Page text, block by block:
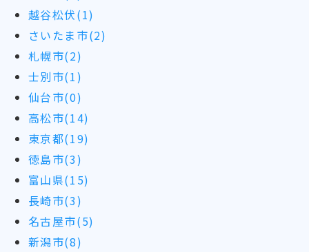
越谷松伏(1)
さいたま市(2)
札幌市(2)
士別市(1)
仙台市(0)
高松市(14)
東京都(19)
徳島市(3)
富山県(15)
長崎市(3)
名古屋市(5)
新潟市(8)